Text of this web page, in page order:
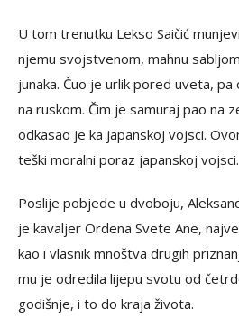
U tom trenutku Lekso Saičić
njemu svojstvenom, mahnu
junaka. Čuo je urlik pored uveta,
na ruskom. Čim je samuraj pao na
odkasao je ka japanskoj vojsci.
teški moralni poraz japanskoj vojsci.
Poslije pobjede u dvoboju,
je kavaljer Ordena Svete Ane,
kao i vlasnik mnoštva drugih
mu je odredila lijepu svotu od
godišnje, i to do kraja života.